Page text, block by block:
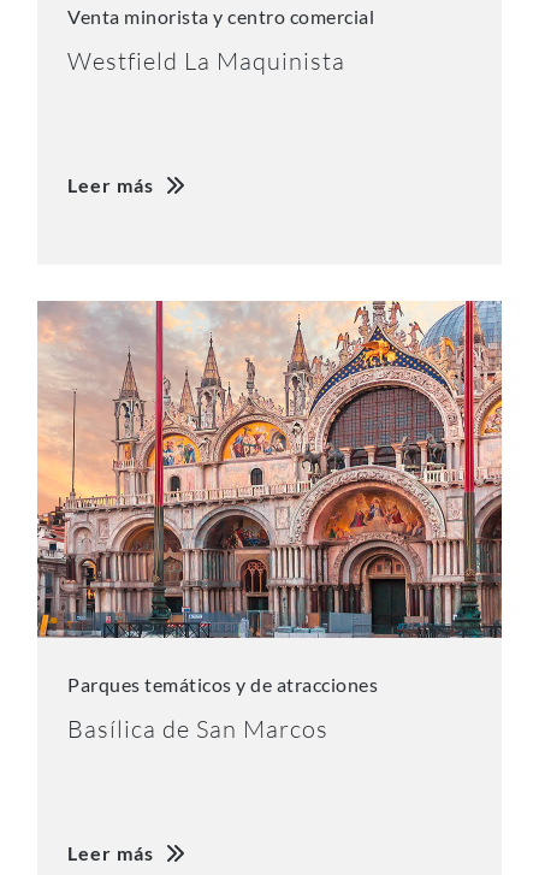
Venta minorista y centro comercial
Westfield La Maquinista
Leer más
Parques temáticos y de atracciones
Basílica de San Marcos
Leer más